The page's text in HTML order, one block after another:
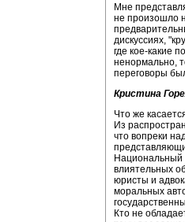
Мне
не произошло
дискуссиях,
где кое-какие
ненормально,
переговоры
Кристина
Что же
Из
что вопреки
Национальный
влиятельных
юристы и
моральных
Кто не